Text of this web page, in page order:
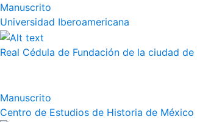
Manuscrito
Universidad Iberoamericana
Real Cédula de Fundación de la ciudad de
Manuscrito
Centro de Estudios de Historia de México